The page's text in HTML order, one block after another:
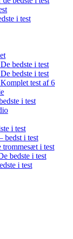
i test
bedste i test
bedste i test
test af 6
i test
i test
bedst i test
trommesæt i test
bedste i test
i test